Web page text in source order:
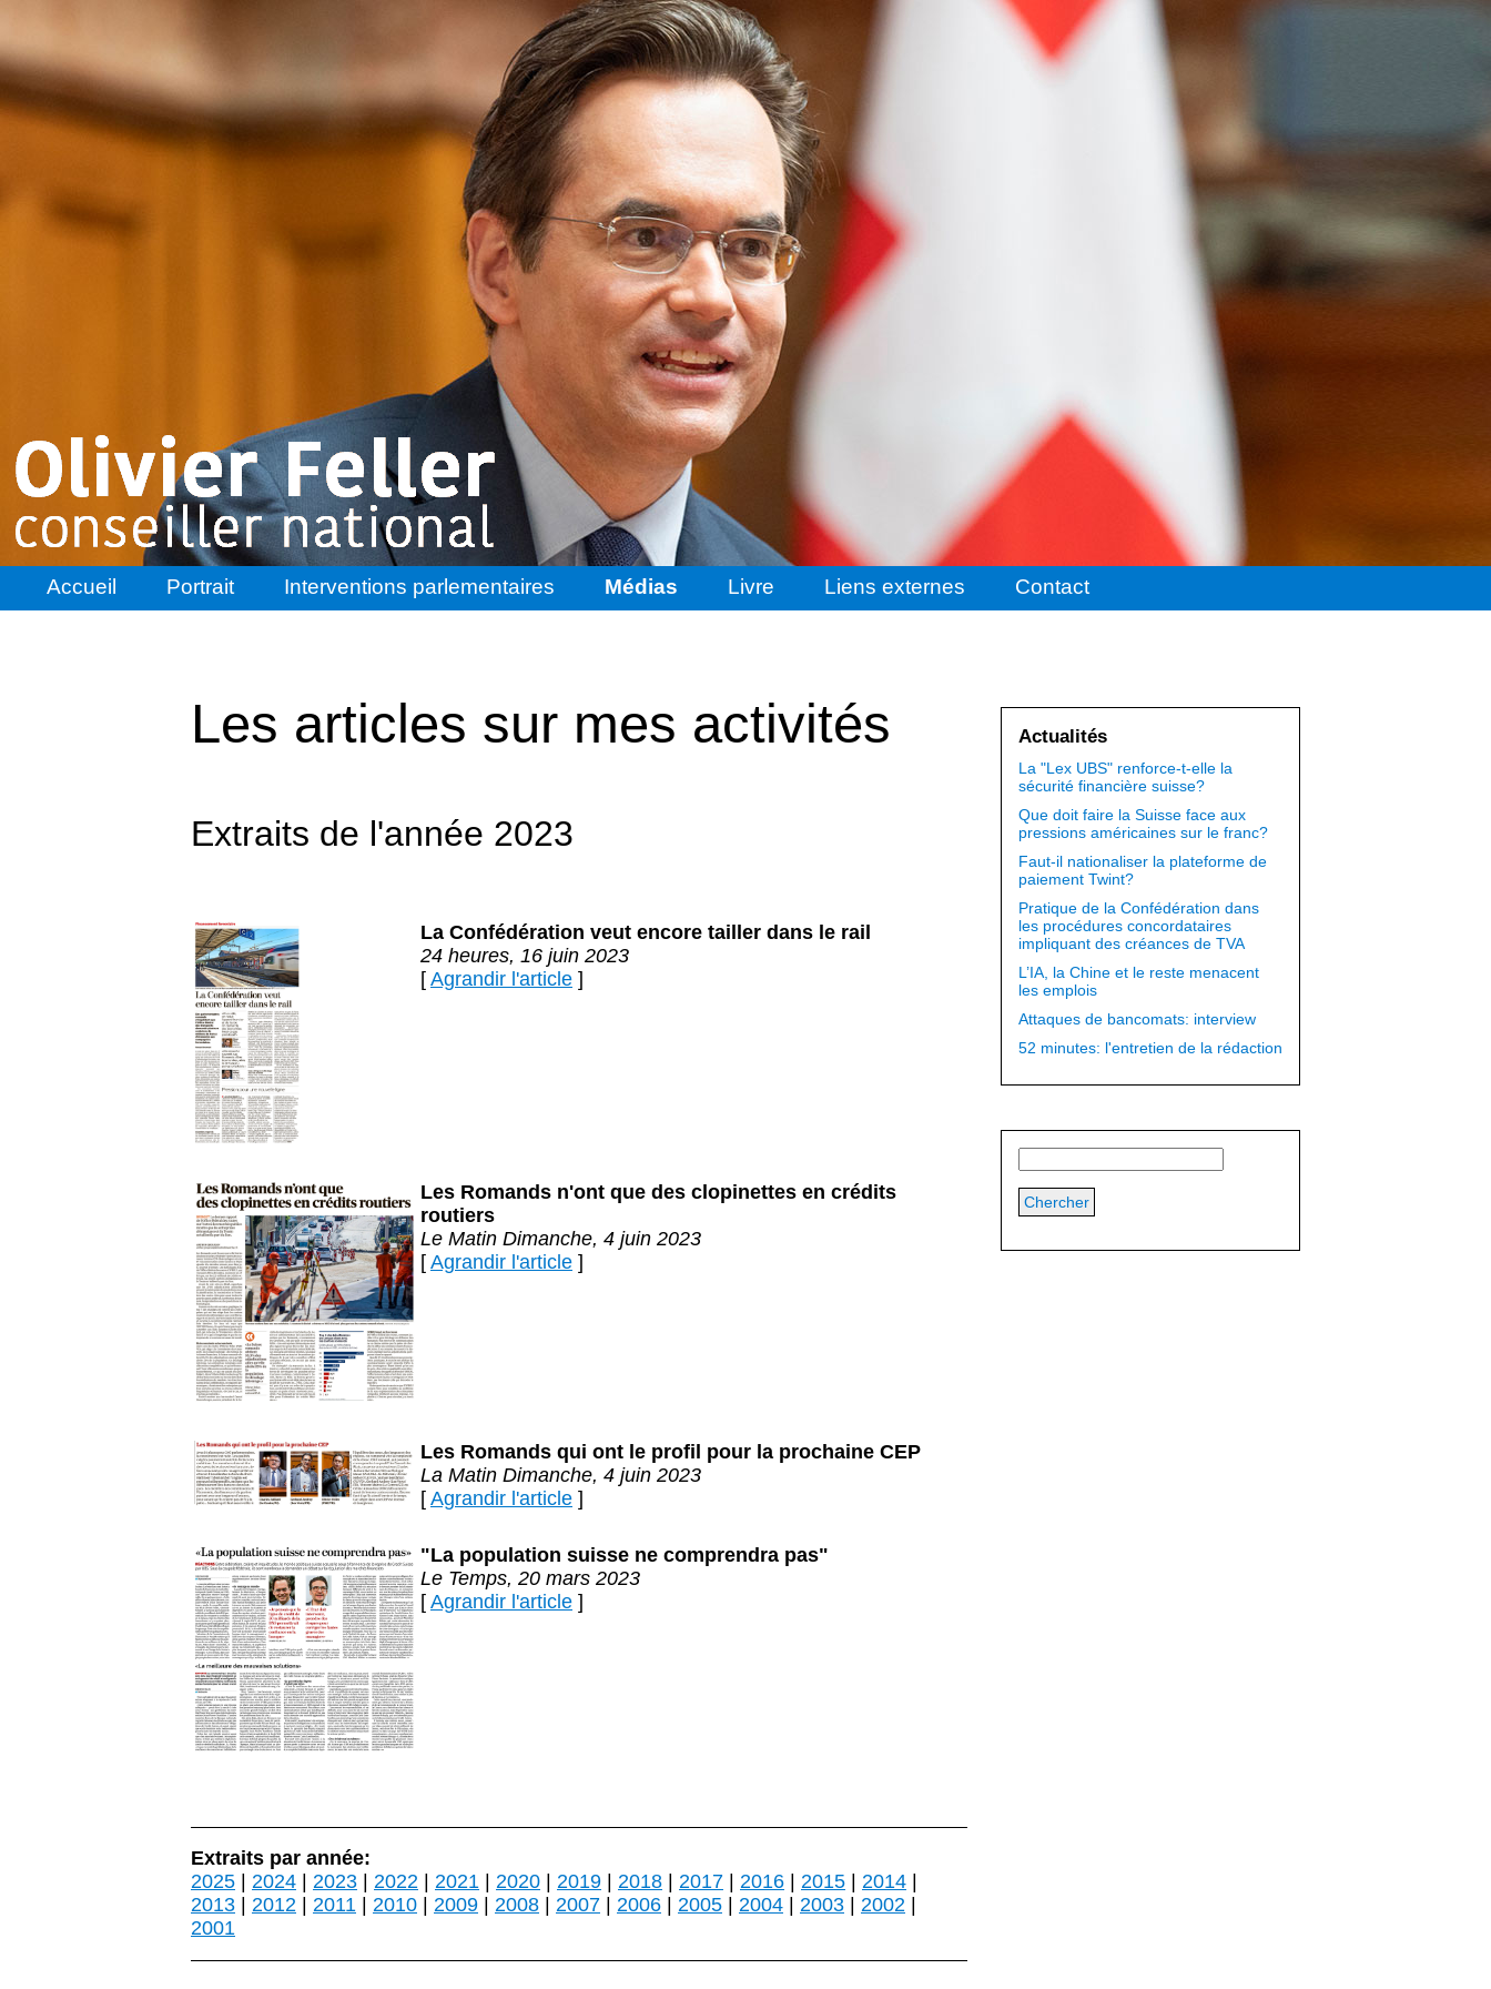
Accueil Portrait Interventions parlementaires Médias Livre Liens externes Contact
Les articles sur mes activités
Extraits de l'année 2023
La Confédération veut encore tailler dans le rail
24 heures, 16 juin 2023
[ Agrandir l'article ]
Les Romands n'ont que des clopinettes en crédits
routiers
Le Matin Dimanche, 4 juin 2023
[ Agrandir l'article ]
Les Romands qui ont le profil pour la prochaine CEP
La Matin Dimanche, 4 juin 2023
[ Agrandir l'article ]
"La population suisse ne comprendra pas"
Le Temps, 20 mars 2023
[ Agrandir l'article ]
Extraits par année:
2025
2024 2023 2022 2021 2020 2019 2018 2017 2016 2015 2014
2013
2012 2011 2010 2009 2008 2007 2006 2005 2004 2003 2002
2001
Actualités
La "Lex UBS" renforce-t-elle la
sécurité financière suisse?
Que doit faire la Suisse face aux
pressions américaines sur le franc?
Faut-il nationaliser la plateforme de
paiement Twint?
Pratique de la Confédération dans
les procédures concordataires
impliquant des créances de TVA
L’IA, la Chine et le reste menacent
les emplois
Attaques de bancomats: interview
52 minutes: l'entretien de la rédaction